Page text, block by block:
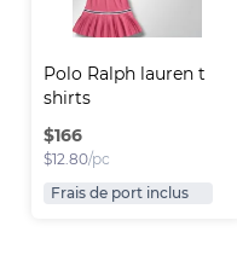
Polo Ralph lauren t
shirts
$166
$12.80/pc
Frais de port inclus